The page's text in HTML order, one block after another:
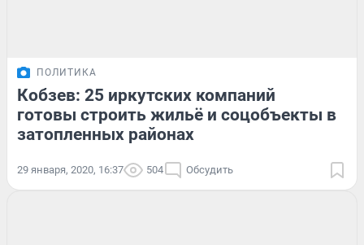
ПОЛИТИКА
Кобзев: 25 иркутских компаний
готовы строить жильё и соцобъекты в
затопленных районах
29 января, 2020, 16:37 504 Обсудить